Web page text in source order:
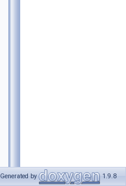
Generated by 1.9.8